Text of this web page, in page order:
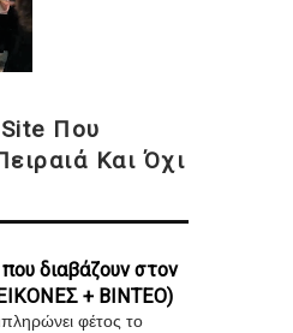
Που
Και Όχι
διαβάζουν στον
+ ΒΙΝΤΕΟ)
φέτος το